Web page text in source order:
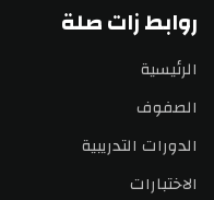
روابط زات صلة
الرئيسية
الصفوف
الدورات التدريبية
الاختبارات